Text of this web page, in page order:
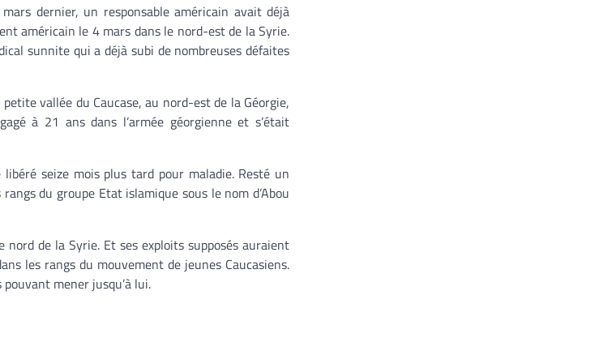
dernier, un responsable américain avait déjà
américain le 4 mars dans le nord-est de la Syrie.
sunnite qui a déjà subi de nombreuses défaites
vallée du Caucase, au nord-est de la Géorgie,
à 21 ans dans l’armée géorgienne et s’était
seize mois plus tard pour maladie. Resté un
du groupe Etat islamique sous le nom d’Abou
de la Syrie. Et ses exploits supposés auraient
les rangs du mouvement de jeunes Caucasiens.
mener jusqu’à lui.